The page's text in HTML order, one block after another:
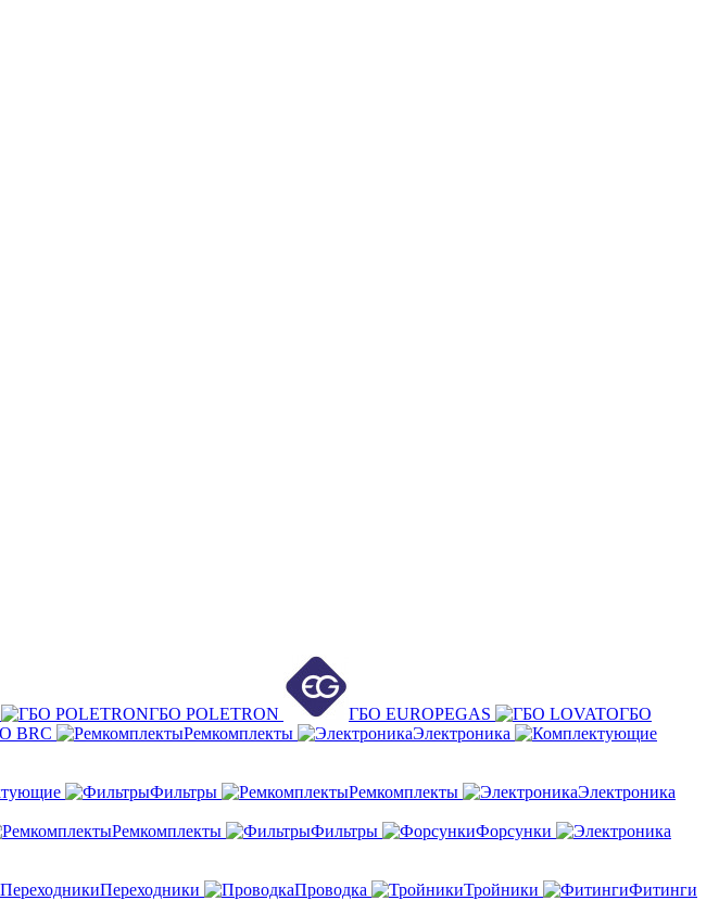
ГБО POLETRON ГБО EUROPEGAS
ГБО
BRC Ремкомплекты
Электроника
Фильтры Ремкомплекты
Электроника
Ремкомплекты Фильтры
Форсунки
Переходники Проводка Тройники
Фитинги